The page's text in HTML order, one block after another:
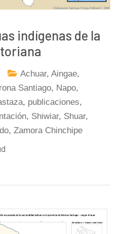
indígenas de la
Achuar,Aingae,
Santiago, Napo,
, publicaciones,
, Shiwiar, Shuar,
,Zamora Chinchipe